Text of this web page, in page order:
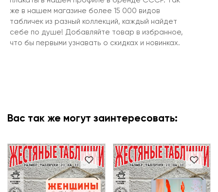
же в нашем магазине более 15 000 видов
табличек из разный коллекций, каждый найдет
себе по душе! Добавляйте товар в избранное,
что бы первыми узнавать о скидках и новинках.
Вас так же могут заинтересовать: